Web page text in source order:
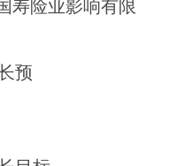
寿险业影响有限
预